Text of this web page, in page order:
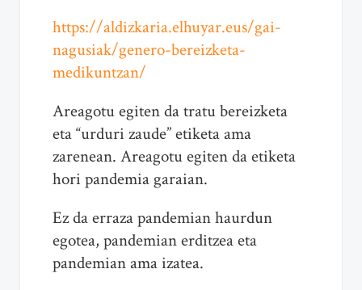
https://aldizkaria.elhuyar.eus/gai-
nagusiak/genero-bereizketa-
medikuntzan/
Areagotu egiten da tratu bereizketa
eta “urduri zaude” etiketa ama
zarenean. Areagotu egiten da etiketa
hori pandemia garaian.
Ez da erraza pandemian haurdun
egotea, pandemian erditzea eta
pandemian ama izatea.